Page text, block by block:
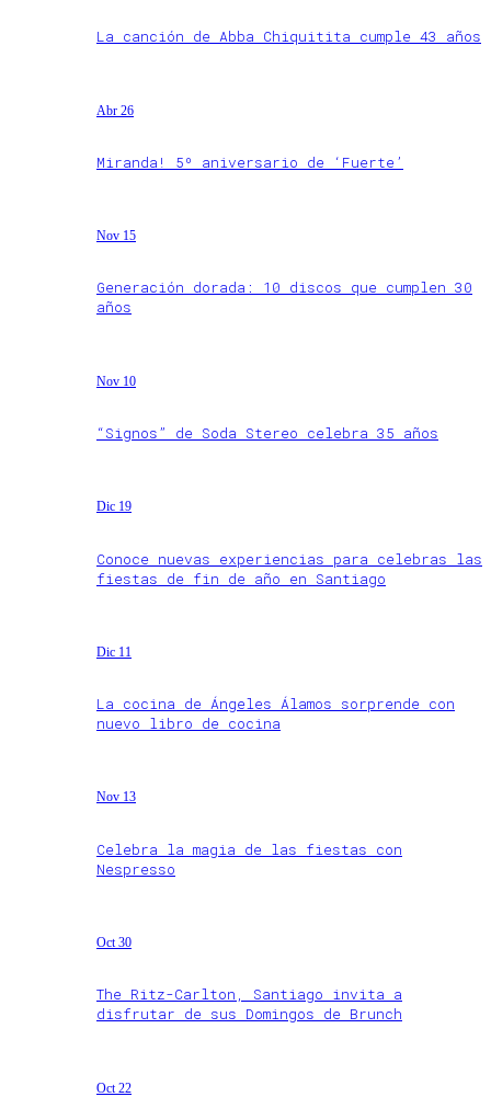
La canción de Abba Chiquitita cumple 43 años
Abr 26
Miranda! 5º aniversario de ‘Fuerte’
Nov 15
Generación dorada: 10 discos que cumplen 30
años
Nov 10
“Signos” de Soda Stereo celebra 35 años
Dic 19
Conoce nuevas experiencias para celebras las
fiestas de fin de año en Santiago
Dic 11
La cocina de Ángeles Álamos sorprende con
nuevo libro de cocina
Nov 13
Celebra la magia de las fiestas con
Nespresso
Oct 30
The Ritz-Carlton, Santiago invita a
disfrutar de sus Domingos de Brunch
Oct 22